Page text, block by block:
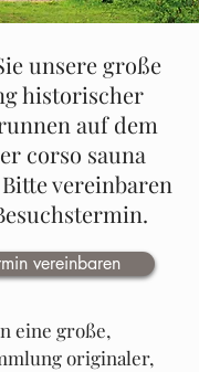
unsere große
historischer
auf dem
corso sauna
vereinbaren
vereinbaren
eine große,
originaler,